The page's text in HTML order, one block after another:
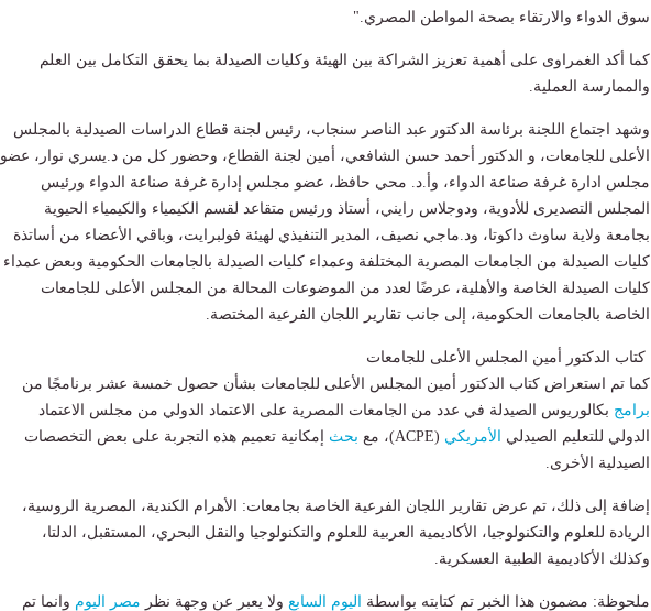
سوق الدواء والارتقاء بصحة المواطن المصري."
كما أكد الغمراوى على أهمية تعزيز الشراكة بين الهيئة وكليات الصيدلة بما يحقق التكامل بين العلم
والممارسة العملية.
وشهد اجتماع اللجنة برئاسة الدكتور عبد الناصر سنجاب، رئيس لجنة قطاع الدراسات الصيدلية بالمجلس
الأعلى للجامعات، و الدكتور أحمد حسن الشافعي، أمين لجنة القطاع، وحضور كل من د.يسري نوار، عضو
مجلس ادارة غرفة صناعة الدواء، وأ.د. محي حافظ، عضو مجلس إدارة غرفة صناعة الدواء ورئيس
المجلس التصديرى للأدوية، ودوجلاس رايني، أستاذ ورئيس متقاعد لقسم الكيمياء والكيمياء الحيوية
بجامعة ولاية ساوث داكوتا، ود.ماجي نصيف، المدير التنفيذي لهيئة فولبرايت، وباقي الأعضاء من أساتذة
كليات الصيدلة من الجامعات المصرية المختلفة وعمداء كليات الصيدلة بالجامعات الحكومية وبعض عمداء
كليات الصيدلة الخاصة والأهلية، عرضًا لعدد من الموضوعات المحالة من المجلس الأعلى للجامعات
الخاصة بالجامعات الحكومية، إلى جانب تقارير اللجان الفرعية المختصة.
كتاب الدكتور أمين المجلس الأعلى للجامعات
كما تم استعراض كتاب الدكتور أمين المجلس الأعلى للجامعات بشأن حصول خمسة عشر برنامجًا من
برامج بكالوريوس الصيدلة في عدد من الجامعات المصرية على الاعتماد الدولي من مجلس الاعتماد
الدولي للتعليم الصيدلي
الأمريكي (ACPE)، مع بحث إمكانية تعميم هذه التجربة على بعض التخصصات
الصيدلية الأخرى.
إضافة إلى ذلك، تم عرض تقارير اللجان الفرعية الخاصة بجامعات: الأهرام الكندية، المصرية الروسية،
الريادة للعلوم والتكنولوجيا، الأكاديمية العربية للعلوم والتكنولوجيا والنقل البحري، المستقبل، الدلتا،
وكذلك الأكاديمية الطبية العسكرية.
ملحوظة: مضمون هذا الخبر تم كتابته بواسطة اليوم السابع ولا يعبر عن وجهة نظر مصر اليوم وانما تم